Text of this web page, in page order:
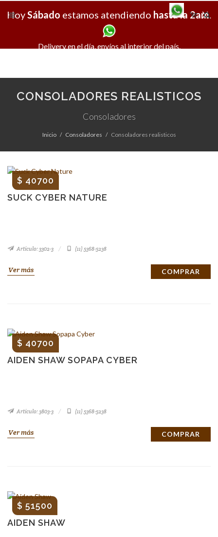
X
HoySábado estamos atendiendo hasta la 2am.
Delivery en el día, envíos al interior del país.
CONSOLADORES REALISTICOS
Consoladores
Inicio Consoladores Consoladores realisticos
SUCK CYBER NATURE
$ 40700
Artículo: 3302-3 (11) 5368-5238
Ver más COMPRAR
AIDEN SHAW SOPAPA CYBER
$ 40700
Artículo: 3803-3 (11) 5368-5238
Ver más COMPRAR
AIDEN SHAW
$ 51500